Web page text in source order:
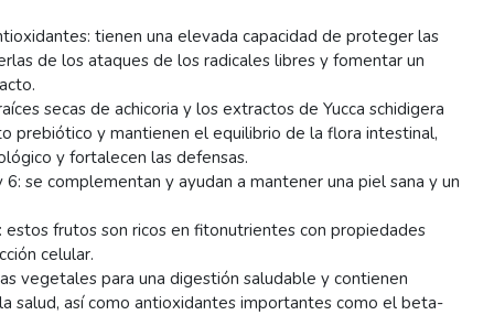
tienen una elevada capacidad de proteger las
de los ataques de los radicales libres y fomentar un
secas de achicoria y los extractos de Yucca schidigera
prebiótico y mantienen el equilibrio de la flora intestinal,
y fortalecen las defensas.
se complementan y ayudan a mantener una piel sana y un
estos frutos son ricos en fitonutrientes con propiedades
celular.
vegetales para una digestión saludable y contienen
salud, así como antioxidantes importantes como el beta-